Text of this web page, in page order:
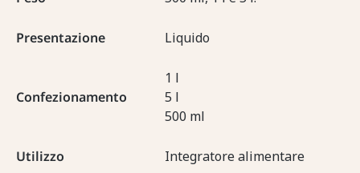
Presentazione Liquido
Confezionamento
1 l
5 l
500 ml
Utilizzo Integratore alimentare